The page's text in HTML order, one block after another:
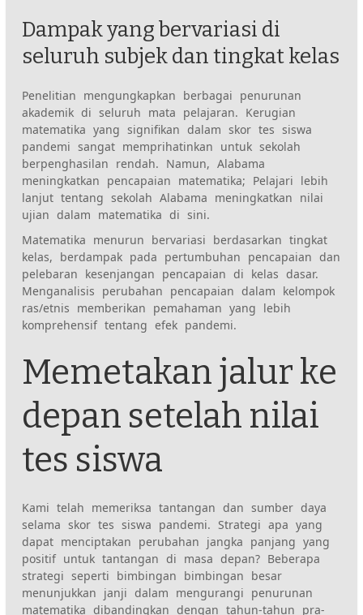
Dampak yang bervariasi di
seluruh subjek dan tingkat kelas
Penelitian mengungkapkan berbagai penurunan
akademik di seluruh mata pelajaran. Kerugian
matematika yang signifikan dalam skor tes siswa
pandemi sangat memprihatinkan untuk sekolah
berpenghasilan rendah. Namun, Alabama
meningkatkan pencapaian matematika; Pelajari lebih
lanjut tentang sekolah Alabama meningkatkan nilai
ujian dalam matematika di sini.
Matematika menurun bervariasi berdasarkan tingkat
kelas, berdampak pada pertumbuhan pencapaian dan
pelebaran kesenjangan pencapaian di kelas dasar.
Menganalisis perubahan pencapaian dalam kelompok
ras/etnis memberikan pemahaman yang lebih
komprehensif tentang efek pandemi.
Memetakan jalur ke
depan setelah nilai
tes siswa
Kami telah memeriksa tantangan dan sumber daya
selama skor tes siswa pandemi. Strategi apa yang
dapat menciptakan perubahan jangka panjang yang
positif untuk tantangan di masa depan? Beberapa
strategi seperti bimbingan bimbingan besar
menunjukkan janji dalam mengurangi penurunan
matematika dibandingkan dengan tahun-tahun pra-